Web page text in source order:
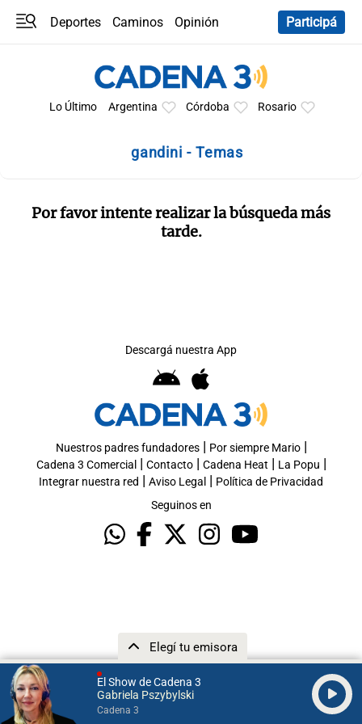
El Show de Cadena 3
Gabriela Pszybylski
Cadena 3
Elegí tu emisora
Deportes Caminos
Opinión
Participá
Lo Último Argentina Córdoba Rosario
gandini - Temas
Por favor intente realizar la búsqueda más
tarde.
Descargá nuestra App
Nuestros padres fundadores| Por siempre Mario|
Cadena 3 Comercial | Contacto| Cadena Heat | La Popu |
Integrar nuestra red | Aviso Legal | Política de Privacidad
Seguinos en